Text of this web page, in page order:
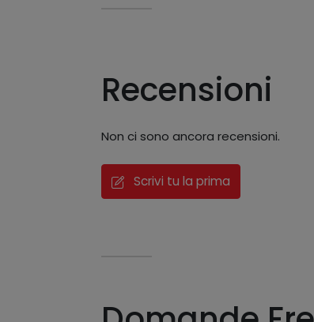
Recensioni
Non ci sono ancora recensioni.
Scrivi tu la prima